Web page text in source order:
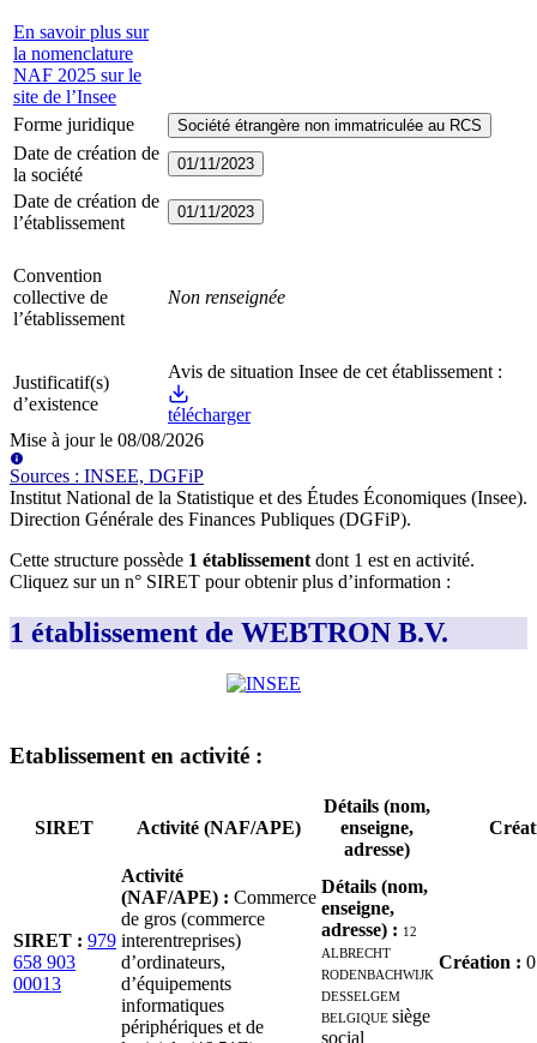
En savoir plus sur
la nomenclature
NAF 2025 sur le
site de l’Insee
Forme juridique Société étrangère non immatriculée au RCS
Date de création de
la société
01/11/2023
Date de création de
l’établissement
01/11/2023
Convention
collective de
l’établissement
Non renseignée
Justificatif(s)
d’existence
Avis de situation Insee de cet établissement :
télécharger
Mise à jour le 08/08/2026
Sources : INSEE, DGFiP
Institut National de la Statistique et des Études Économiques (Insee).
Direction Générale des Finances Publiques (DGFiP).
Cette structure possède 1 établissement dont 1 est en activité.
Cliquez sur un n° SIRET pour obtenir plus d’information :
1 établissement de WEBTRON B.V.
Etablissement en activité :
SIRET Activité (NAF/APE)
Détails (nom,
enseigne,
adresse)
SIRET : 979
658 903
00013
Activité
(NAF/APE) : Commerce
de gros (commerce
interentreprises)
d’ordinateurs,
d’équipements
informatiques
périphériques et de
Détails (nom,
enseigne,
adresse) : 12
ALBRECHT
RODENBACHWIJK
DESSELGEM
BELGIQUEsiège
social
Création :